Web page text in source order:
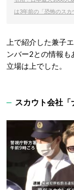
は3年前の「恐怖のス
上で紹介した兼子
ンバー2との情報
立場は上でした。
スカウト会社